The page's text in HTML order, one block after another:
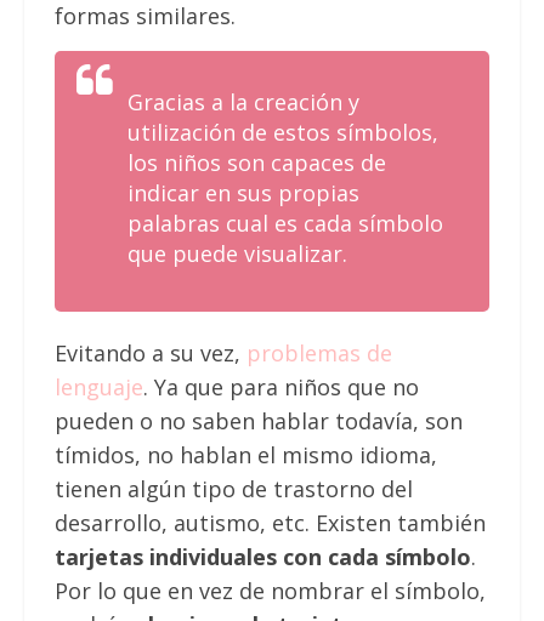
formas similares.
Gracias a la creación y
utilización de estos símbolos,
los niños son capaces de
indicar en sus propias
palabras cual es cada símbolo
que puede visualizar.
Evitando a su vez, problemas de
lenguaje. Ya que para niños que no
pueden o no saben hablar todavía, son
tímidos, no hablan el mismo idioma,
tienen algún tipo de trastorno del
desarrollo, autismo, etc. Existen también
tarjetas individuales con cada símbolo.
Por lo que en vez de nombrar el símbolo,